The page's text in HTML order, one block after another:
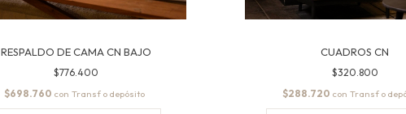
RESPALDO DE CAMA CN BAJO
$776.400
$698.760 con
CUADROS CN
$320.800
$288.720 con